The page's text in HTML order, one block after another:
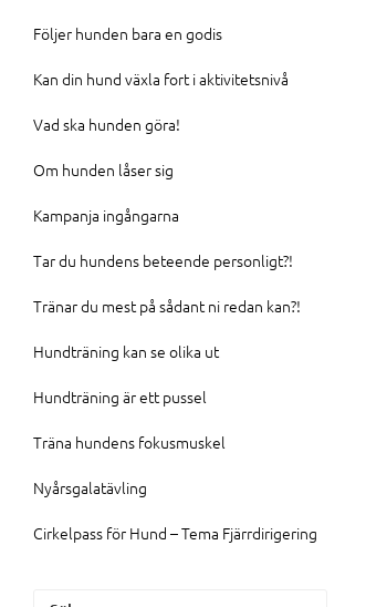
Följer hunden bara en godis
Kan din hund växla fort i aktivitetsnivå
Vad ska hunden göra!
Om hunden låser sig
Kampanja ingångarna
Tar du hundens beteende personligt?!
Tränar du mest på sådant ni redan kan?!
Hundträning kan se olika ut
Hundträning är ett pussel
Träna hundens fokusmuskel
Nyårsgalatävling
Cirkelpass för Hund – Tema Fjärrdirigering